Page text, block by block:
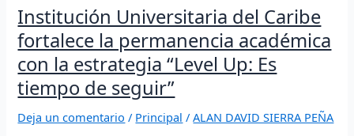
Institución Universitaria del Caribe
fortalece la permanencia académica
con la estrategia “Level Up: Es
tiempo de seguir”
Deja un comentario / Principal /ALAN DAVID SIERRA PEÑA
tiempo
de
seguir”